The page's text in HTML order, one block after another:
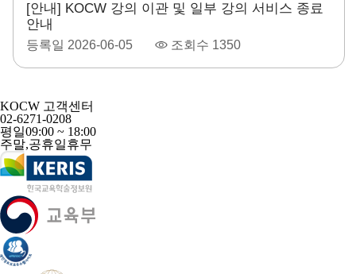
[안내] KOCW 강의 이관 및 일부 강의 서비스 종료
안내
등록일 2026-06-05 조회수 1350
KOCW 고객센터
02-6271-0208
평일09:00 ~ 18:00
주말,공휴일휴무